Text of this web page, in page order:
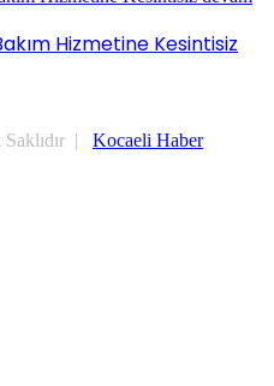
Hizmetine Kesintisiz
| Kocaeli Haber